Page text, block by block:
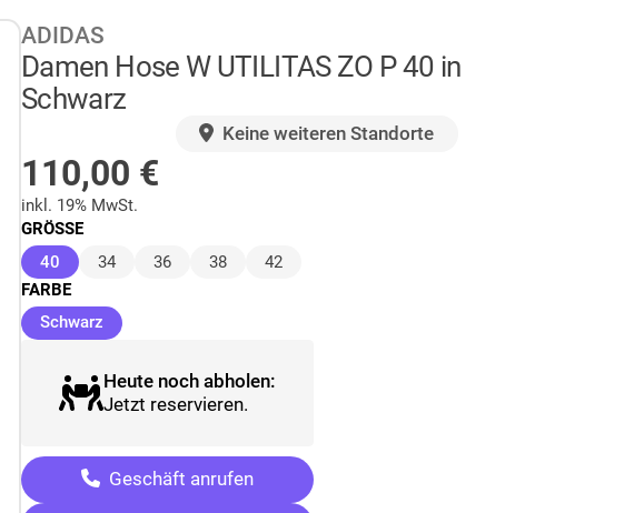
ADIDAS
Damen Hose W UTILITAS ZO P 40 in
Schwarz
Keine weiteren Standorte
110,00 €
inkl. 19% MwSt.
GRÖSSE
40 (ausgewählt)
34 36 38
42
FARBE
Schwarz (ausgewählt)
Heute noch abholen:
Jetzt reservieren.
Geschäft anrufen